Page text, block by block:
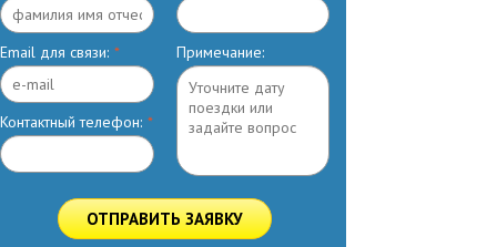
Email для связи: *
Контактный телефон: *
Примечание:
ОТПРАВИТЬ ЗАЯВКУ